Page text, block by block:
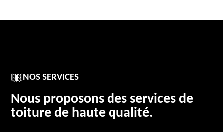
NOS SERVICES
Nous proposons des services de
toiture de haute qualité.